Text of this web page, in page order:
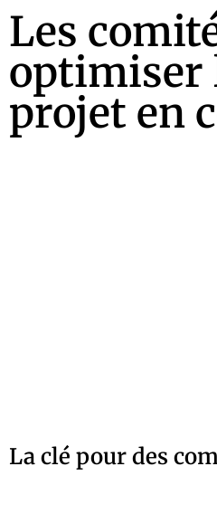
Les
optimiser
projet en
La clé pour des